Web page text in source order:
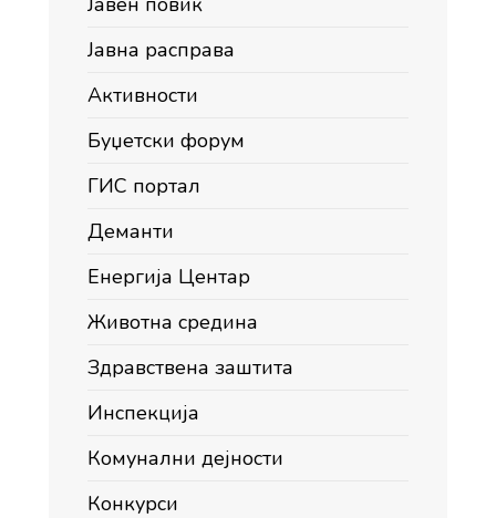
Јавна расправа
Активности
Буџетски форум
ГИС портал
Деманти
Енергија Центар
Животна средина
Здравствена заштита
Инспекција
Комунални дејности
Конкурси